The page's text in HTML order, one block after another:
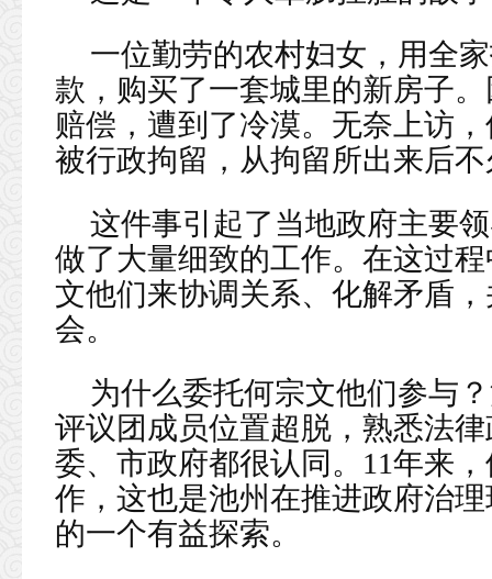
一位勤劳的农村妇女，用全
款，购买了一套城里的新房子
赔偿，遭到了冷漠。无奈上访
被行政拘留，从拘留所出来后
这件事引起了当地政府主要
做了大量细致的工作。在这过
文他们来协调关系、化解矛盾
会。
为什么委托何宗文他们参与
评议团成员位置超脱，熟悉法
委、市政府都很认同。11年来
作，这也是池州在推进政府治
的一个有益探索。